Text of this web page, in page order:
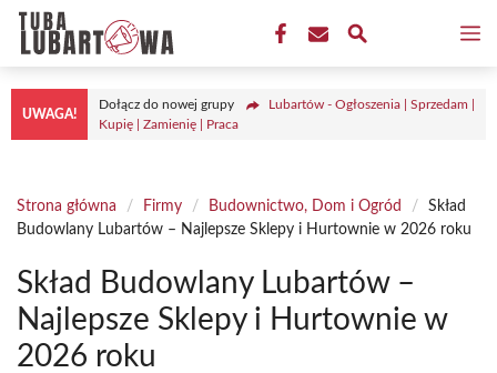
Przejdź
treści
UWAGA!
Dołącz do nowej grupy
Lubartów - Ogłoszenia | Sprzedam |
Kupię | Zamienię | Praca
Strona główna / Firmy / Budownictwo, Dom i Ogród /
Skład
Budowlany Lubartów – Najlepsze Sklepy i Hurtownie w 2026 roku
Skład Budowlany Lubartów –
Najlepsze Sklepy i Hurtownie w
2026 roku